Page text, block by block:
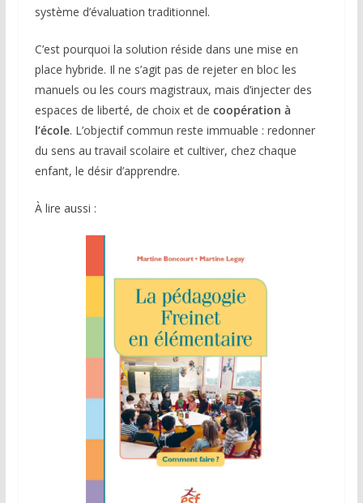
système d’évaluation traditionnel.
C’est pourquoi la solution réside dans une mise en
place hybride. Il ne s’agit pas de rejeter en bloc les
manuels ou les cours magistraux, mais d’injecter des
espaces de liberté, de choix et de coopération à
l’école. L’objectif commun reste immuable : redonner
du sens au travail scolaire et cultiver, chez chaque
enfant, le désir d’apprendre.
À lire aussi :